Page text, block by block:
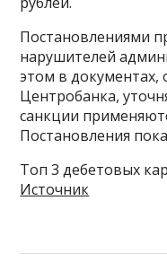
Постановлениями
нарушителей
этом в документах,
Центробанка,
санкции
Постановления
Топ 3 дебетовых
Источник